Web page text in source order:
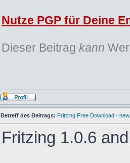
Nutze PGP für Deine
Dieser Beitrag kann
Betreff des Beitrags: Fritzing Free Download -
Fritzing 1.0.6